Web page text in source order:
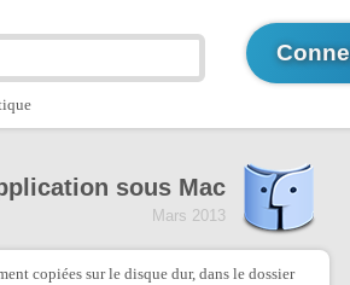
sous Mac
Mars 2013
copiées sur le disque dur, dans le dossier